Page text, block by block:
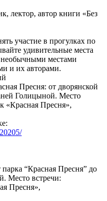
лектор, автор книги «Без
участие в прогулках по
удивительные места
необычными местами
и их авторами.
Пресня: от дворянской
Голицыной. Место
«Красная Пресня»,
“Красная Пресня” до
Место встречи:
Пресня»,